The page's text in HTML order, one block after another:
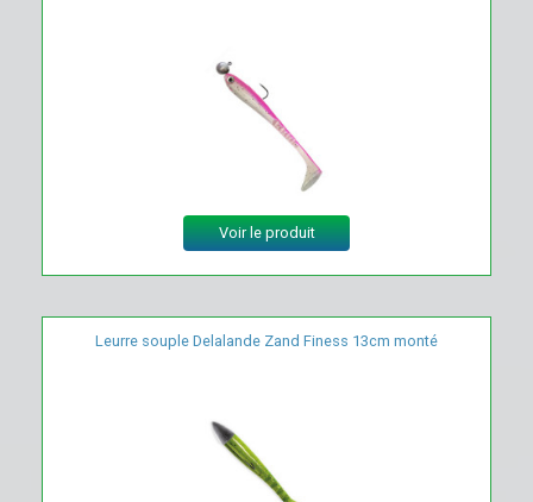
Voir le produit
Leurre souple Delalande Zand Finess 13cm monté